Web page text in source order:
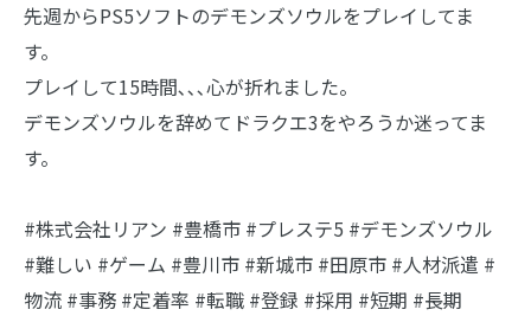
先週からPS5ソフトのデモンズソウルをプレイしてま
す。
プレイして15時間､､､心が折れました。
デモンズソウルを辞めてドラクエ3をやろうか迷ってま
す。
#株式会社リアン #豊橋市 #プレステ5 #デモンズソウル
#難しい #ゲーム #豊川市 #新城市 #田原市 #人材派遣 #
物流 #事務 #定着率 #転職 #登録 #採用 #短期 #長期